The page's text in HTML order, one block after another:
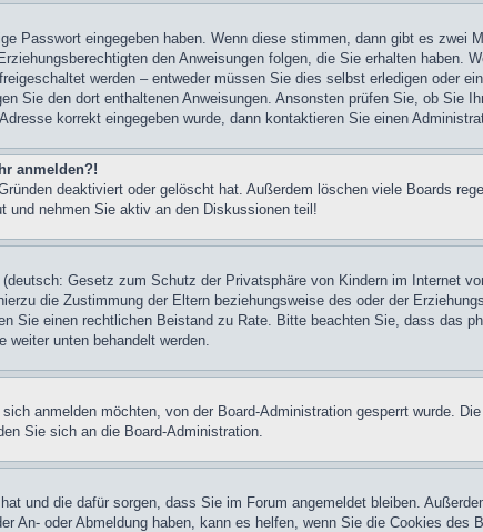
Passwort eingegeben haben. Wenn diese stimmen, dann gibt es zwei
den Anweisungen folgen, die Sie erhalten
werden – entweder müssen Sie dies selbst erledigen oder
Sie den dort enthaltenen Anweisungen. Ansonsten prüfen Sie, ob Sie
korrekt eingegeben wurde, dann kontaktieren Sie einen
anmelden?!
deaktiviert oder gelöscht hat. Außerdem löschen viele Boards
und nehmen Sie aktiv an den Diskussionen teil!
Gesetz zum Schutz der Privatsphäre von Kindern im Internet
die Zustimmung der Eltern beziehungsweise des oder der
Sie einen rechtlichen Beistand zu Rate. Bitte beachten Sie, dass das
weiter unten behandelt werden.
anmelden möchten, von der Board-Administration gesperrt wurde.
Sie sich an die Board-Administration.
und die dafür sorgen, dass Sie im Forum angemeldet bleiben.
An- oder Abmeldung haben, kann es helfen, wenn Sie die Cookies des